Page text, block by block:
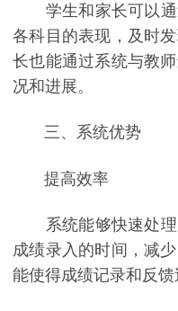
学生和家长可以通
各科目的表现，及时
长也能通过系统与教
况和进展。
三、系统优势
提高效率
系统能够快速处理
成绩录入的时间，减
能使得成绩记录和反馈